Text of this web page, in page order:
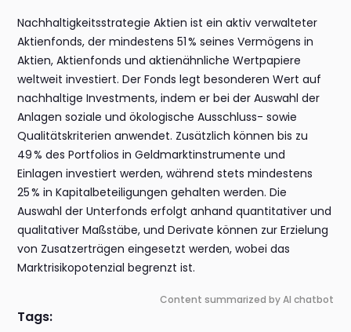
Nachhaltigkeitsstrategie Aktien ist ein aktiv verwalteter
Aktienfonds, der mindestens 51 % seines Vermögens in
Aktien, Aktienfonds und aktienähnliche Wertpapiere
weltweit investiert. Der Fonds legt besonderen Wert auf
nachhaltige Investments, indem er bei der Auswahl der
Anlagen soziale und ökologische Ausschluss- sowie
Qualitätskriterien anwendet. Zusätzlich können bis zu
49 % des Portfolios in Geldmarktinstrumente und
Einlagen investiert werden, während stets mindestens
25 % in Kapitalbeteiligungen gehalten werden. Die
Auswahl der Unterfonds erfolgt anhand quantitativer und
qualitativer Maßstäbe, und Derivate können zur Erzielung
von Zusatzerträgen eingesetzt werden, wobei das
Marktrisikopotenzial begrenzt ist.
Content summarized by AI chatbot
Tags: